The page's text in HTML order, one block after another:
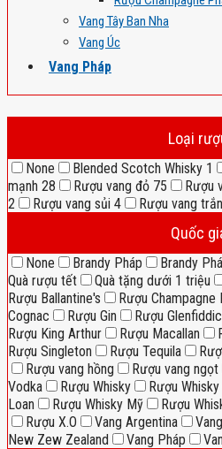
Vang Tây Ban Nha
Vang Úc
Vang Pháp
Loại
None Blended Scotch Whisky 1
mạnh 28 Rượu vang đỏ 75 Rượu
2
Rượu vang sủi 4 Rượu vang
Quốc
None Brandy Pháp Brandy
Quà rượu tết
Quà tặng dưới 1 triệu
Rượu Ballantine's
Rượu Champagne
Cognac
Rượu Gin Rượu
Rượu King Arthur
Rượu Macallan
Rượu Singleton
Rượu Tequila
Rượu vang hồng
Rượu vang ngọt
Vodka
Rượu Whisky Rượu
Loan
Rượu Whisky Mỹ Rượu
Rượu X.O
Vang Argentina
New Zew Zealand
Vang Pháp